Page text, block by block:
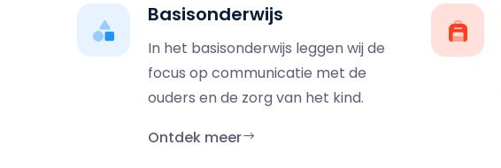
Basisonderwijs
In het basisonderwijs leggen wij de
focus op communicatie met de
ouders en de zorg van het kind.
Ontdek meer